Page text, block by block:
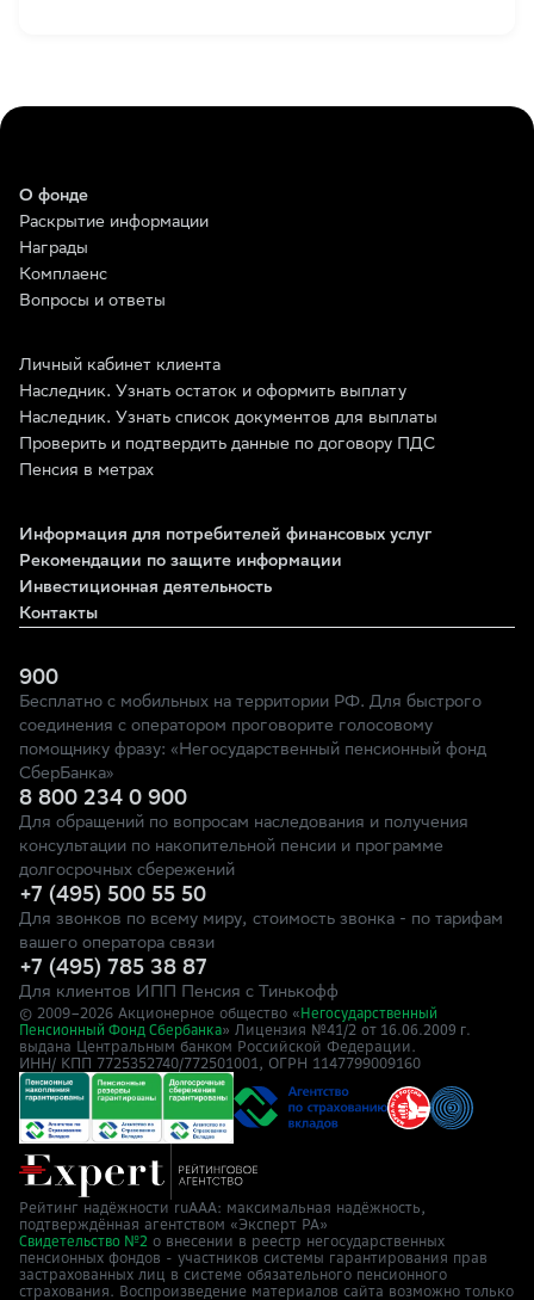
О фонде
Раскрытие информации
Награды
Комплаенс
Вопросы и ответы
Личный кабинет клиента
Наследник. Узнать остаток и оформить выплату
Наследник. Узнать список документов для выплаты
Проверить и подтвердить данные по договору ПДС
Пенсия в метрах
Информация для потребителей финансовых услуг
Рекомендации по защите информации
Инвестиционная деятельность
Контакты
900
Бесплатно с мобильных на территории РФ. Для быстрого
соединения с оператором проговорите голосовому
помощнику фразу: «Негосударственный пенсионный фонд
СберБанка»
8 800 234 0 900
Для обращений по вопросам наследования и получения
консультации по накопительной пенсии и программе
долгосрочных сбережений
+7 (495) 500 55 50
Для звонков по всему миру, стоимость звонка - по тарифам
вашего оператора связи
+7 (495) 785 38 87
Для клиентов ИПП Пенсия с Тинькофф
© 2009–2026 Акционерное общество « Негосударственный
Пенсионный Фонд Сбербанка» Лицензия №41/2 от 16.06.2009 г.
выдана Центральным банком Российской Федерации.
ИНН/ КПП 7725352740/772501001, ОГРН 1147799009160
Рейтинг надёжности ruAAA: максимальная надёжность,
подтверждённая агентством «Эксперт РА»
Свидетельство №2 о внесении в реестр негосударственных
пенсионных фондов - участников системы гарантирования прав
застрахованных лиц в системе обязательного пенсионного
страхования. Воспроизведение материалов сайта возможно только